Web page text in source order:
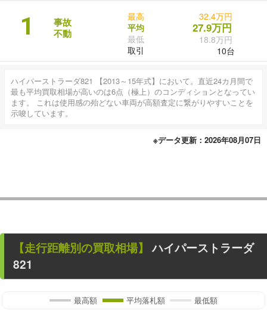
1
事故
不動
最高
平均
最低
取引
32.4万円
27.9万円
18.8万円
10台
ハイパーストラーダ821 【2013～15年式】において。直近24カ月間で
最も平均買取相場が高いのは6点（極上）のコンディションとなってい
ます。 これは使用感の殆どない車両が高額査定に繋がりやすいことを
示唆しています。
※データ更新：2026年08月07日
【走行距離別の買取相場】 ハイパーストラーダ
821
最高額 平均落札額 最低額